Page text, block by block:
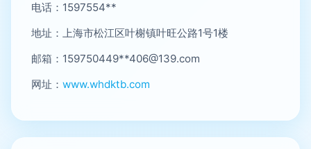
电话：1597554**
地址：上海市松江区叶榭镇叶旺公路1号1楼
邮箱：159750449**406@139.com
网址： www.whdktb.com